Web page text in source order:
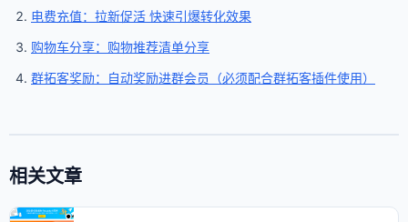
电费充值：拉新促活 快速引爆转化效果
购物车分享：购物推荐清单分享
群拓客奖励：自动奖励进群会员（必须配合群拓客插件使用）
相关文章